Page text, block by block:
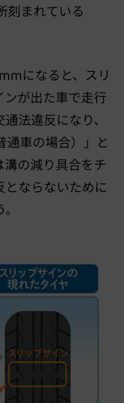
刻まれている
になると、スリ
が出た車で走行
法違反になり、
通車の場合）」と
の減り具合をチ
ならないために